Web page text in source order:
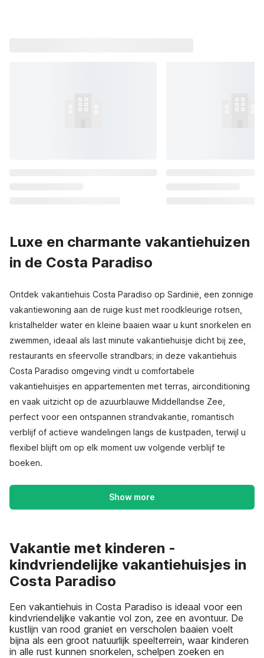
Luxe en charmante vakantiehuizen
in de Costa Paradiso
Ontdek vakantiehuis Costa Paradiso op Sardinië, een zonnige
vakantiewoning aan de ruige kust met roodkleurige rotsen,
kristalhelder water en kleine baaien waar u kunt snorkelen en
zwemmen, ideaal als last minute vakantiehuisje dicht bij zee,
restaurants en sfeervolle strandbars; in deze vakantiehuis
Costa Paradiso omgeving vindt u comfortabele
vakantiehuisjes en appartementen met terras, airconditioning
en vaak uitzicht op de azuurblauwe Middellandse Zee,
perfect voor een ontspannen strandvakantie, romantisch
verblijf of actieve wandelingen langs de kustpaden, terwijl u
flexibel blijft om op elk moment uw volgende verblijf te
boeken.
Show more
Vakantie met kinderen -
kindvriendelijke vakantiehuisjes in
Costa Paradiso
Een vakantiehuis in Costa Paradiso is ideaal voor een
kindvriendelijke vakantie vol zon, zee en avontuur. De
kustlijn van rood graniet en verscholen baaien voelt
bijna als een groot natuurlijk speelterrein, waar kinderen
in alle rust kunnen snorkelen, schelpen zoeken en